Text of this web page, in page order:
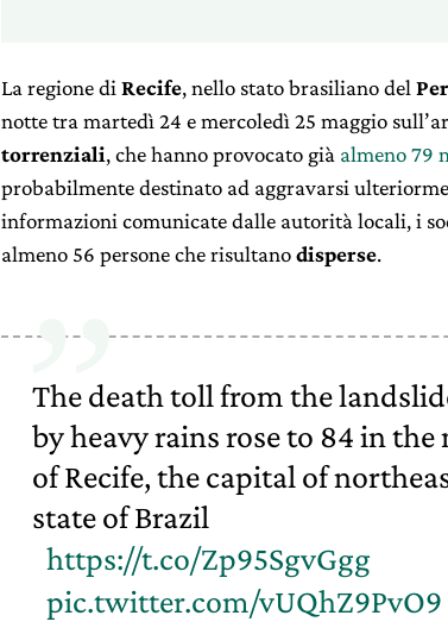
La regione di Recife, nello stato brasiliano del
notte tra martedì 24 e mercoledì 25 maggio
torrenziali, che hanno provocato già almeno 79
probabilmente destinato ad aggravarsi
informazioni comunicate dalle autorità locali, i
almeno 56 persone che risultanodisperse.
The death toll from the
by heavy rains rose to 84 in
of Recife, the capital of
state of Brazil
https://t.co/Zp95SgvGgg
pic.twitter.com/vUQhZ9PvO9